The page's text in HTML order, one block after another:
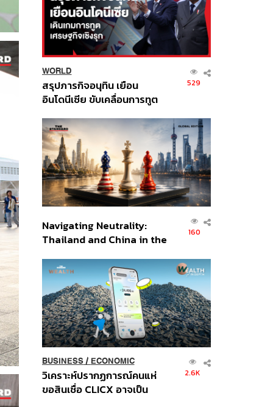
WORLD
สรุปภารกิจอนุทิน เยือน
อินโดนีเซีย ขับเคลื่อนการทูต
ส่วนยุทธศาสตร์ไทย –
อินโดนีเซีย
529
Navigating Neutrality:
Thailand and China in the
Order
160
BUSINESS/ ECONOMIC
วิเคราะห์ปรากฏการณ์คนแห่
ขอสินเชื่อ CLICX อาจเป็น
2.6K